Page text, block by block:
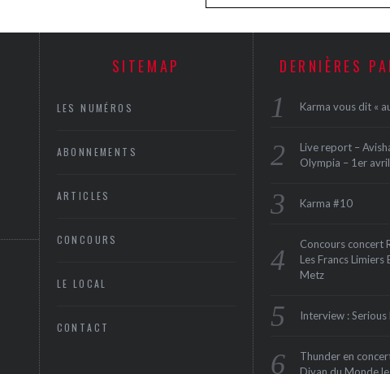
SITEMAP
LES NUMÉROS
ABONNEMENTS
ARTICLES
CONCOURS
LE LOCAL
CONTACT
DERNIÈRES
Karma vous dit «
Live report –
Olympia – 1er
Karma #10
Concours concert
Les Francs Limiers
Metz
Interview : Serious
Thunder en
Divan du Monde